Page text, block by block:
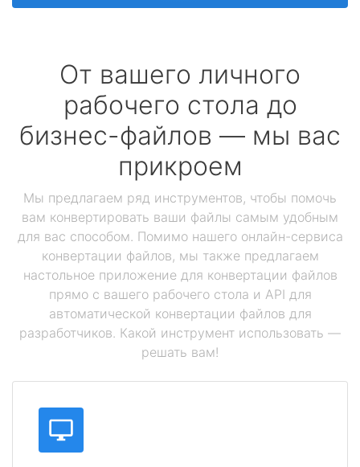
От вашего личного
рабочего стола до
бизнес-файлов — мы вас
прикроем
Мы предлагаем ряд инструментов, чтобы помочь
вам конвертировать ваши файлы самым удобным
для вас способом. Помимо нашего онлайн-сервиса
конвертации файлов, мы также предлагаем
настольное приложение для конвертации файлов
прямо с вашего рабочего стола и API для
автоматической конвертации файлов для
разработчиков. Какой инструмент использовать —
решать вам!